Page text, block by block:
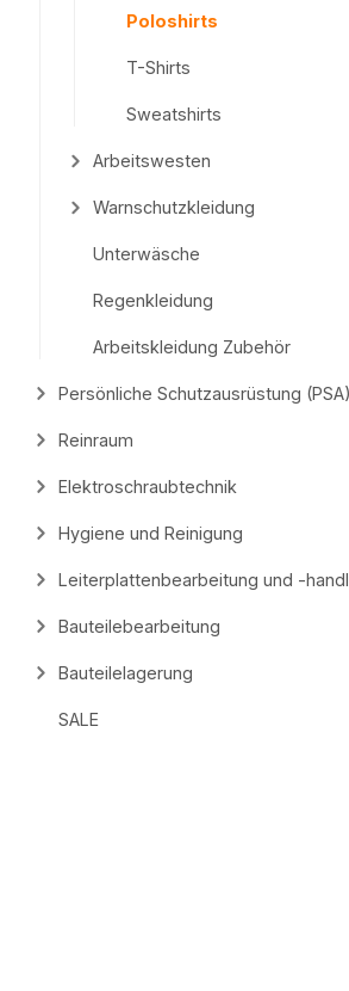
Poloshirts
T-Shirts
Sweatshirts
Arbeitswesten
Warnschutzkleidung
Unterwäsche
Regenkleidung
Arbeitskleidung Zubehör
Persönliche Schutzausrüstung (PSA)
Reinraum
Elektroschraubtechnik
Hygiene und Reinigung
Leiterplattenbearbeitung und -
Bauteilebearbeitung
Bauteilelagerung
SALE